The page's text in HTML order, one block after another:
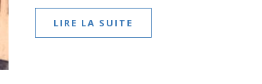
LIRE LA SUITE